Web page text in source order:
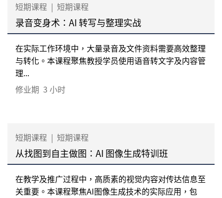
短期课程 | 短期课程
录音变身术：AI 转写与整理实战
在实际工作环境中，大量录音及文件资料需要高效整理
与转化。本课程聚焦教授学员使用语音转文字及内容管
理...
修业期 3 小时
短期课程 | 短期课程
从找图到自主做图：AI 图像生成特训班
在教学及推广过程中，高质素的视觉内容对传达信息至
关重要。本课程聚焦AI图像生成技术的实际应用，包